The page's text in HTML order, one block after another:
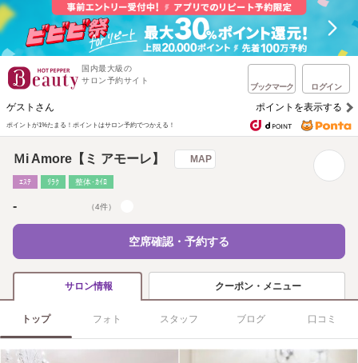
国内最大級の
サロン予約サイト
ブックマーク ログイン
ゲストさん ポイントを表示する
ポイントが1%たまる！ ポイントはサロン予約でつかえる！
Ｍi Amore【ミ アモーレ】 MAP
ｴｽﾃ ﾘﾗｸ 整体･ｶｲﾛ
- （4件）
空席確認・予約する
サロン情報 クーポン・メニュー
トップ フォト スタッフ ブログ 口コミ